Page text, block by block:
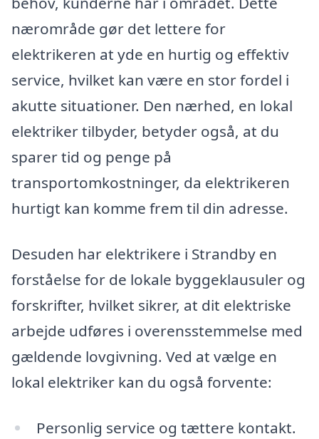
nærområde gør det lettere for
elektrikeren at yde en hurtig og effektiv
service, hvilket kan være en stor fordel i
akutte situationer. Den nærhed, en lokal
elektriker tilbyder, betyder også, at du
sparer tid og penge på
transportomkostninger, da elektrikeren
hurtigt kan komme frem til din adresse.
Desuden har elektrikere i Strandby en
forståelse for de lokale byggeklausuler og
forskrifter, hvilket sikrer, at dit elektriske
arbejde udføres i overensstemmelse med
gældende lovgivning. Ved at vælge en
lokal elektriker kan du også forvente:
Personlig service og tættere kontakt.